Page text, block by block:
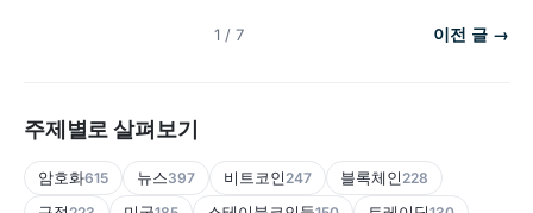
1 / 7 이전 글 →
주제별로 살펴보기
암호화615 뉴스397 비트코인 247 블록체인 228